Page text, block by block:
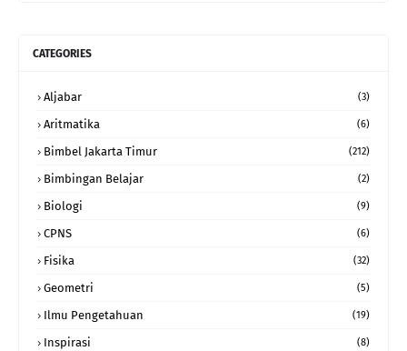
CATEGORIES
Aljabar (3)
Aritmatika (6)
Bimbel Jakarta Timur (212)
Bimbingan Belajar (2)
Biologi (9)
CPNS (6)
Fisika (32)
Geometri (5)
Ilmu Pengetahuan (19)
Inspirasi (8)